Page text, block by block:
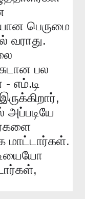
பெருமை
வராது.
பல
- எம்.டி
இருக்கிறார்,
அப்படியே
மாட்டார்கள்.
,